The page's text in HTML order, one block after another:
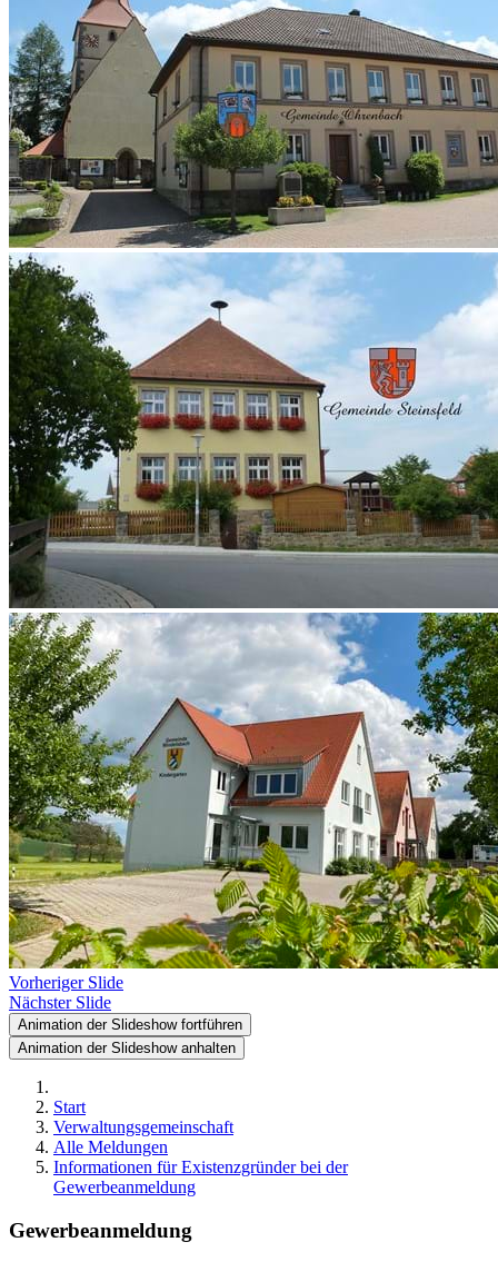
Vorheriger Slide
Nächster Slide
Animation der Slideshow fortführen
Animation der Slideshow anhalten
Start
Verwaltungsgemeinschaft
Alle Meldungen
Informationen für Existenzgründer bei der
Gewerbeanmeldung
Gewerbeanmeldung